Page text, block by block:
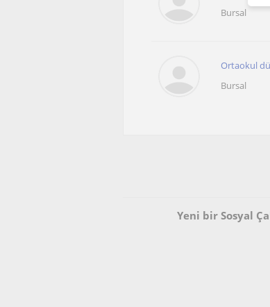
Bursal
Ortaokul
Bursal
Yeni bir Sosyal